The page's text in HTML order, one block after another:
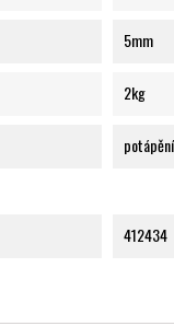
5mm
2kg
potápění
412434